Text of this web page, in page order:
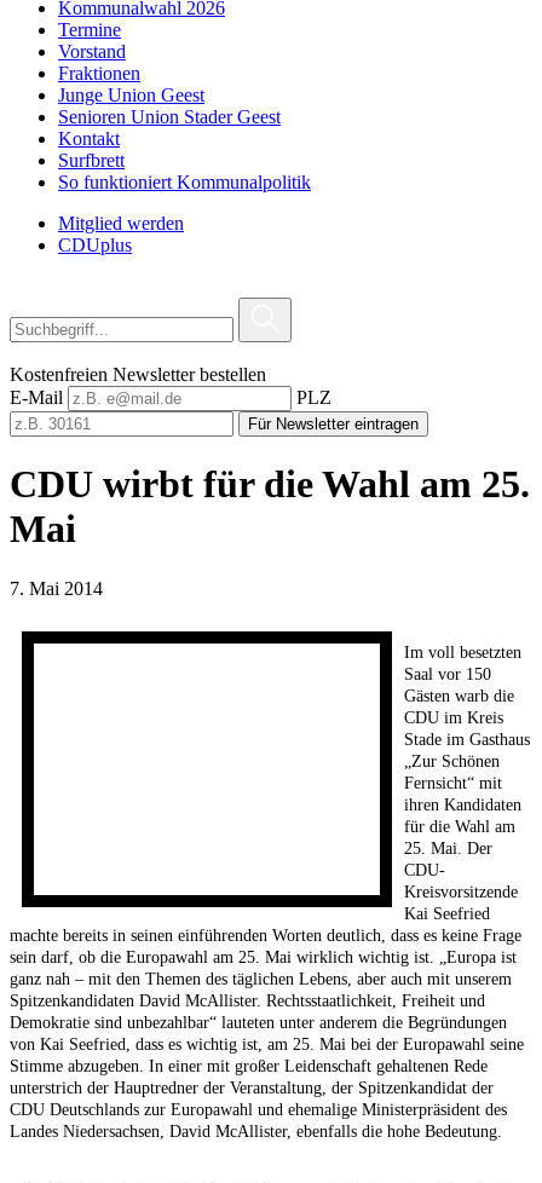
Kommunalwahl 2026
Termine
Vorstand
Fraktionen
Junge Union Geest
Senioren Union Stader Geest
Kontakt
Surfbrett
So funktioniert Kommunalpolitik
Mitglied werden
CDUplus
Kostenfreien Newsletter bestellen
E-Mail
PLZ
Für Newsletter eintragen
CDU wirbt für die Wahl am 25.
Mai
7. Mai 2014
Im voll besetzten
Saal vor 150
Gästen warb die
CDU im Kreis
Stade im Gasthaus
„Zur Schönen
Fernsicht“ mit
ihren Kandidaten
für die Wahl am
25. Mai. Der
CDU-
Kreisvorsitzende
Kai Seefried
machte bereits in seinen einführenden Worten deutlich, dass es keine Frage
sein darf, ob die Europawahl am 25. Mai wirklich wichtig ist. „Europa ist
ganz nah – mit den Themen des täglichen Lebens, aber auch mit unserem
Spitzenkandidaten David McAllister. Rechtsstaatlichkeit, Freiheit und
Demokratie sind unbezahlbar“ lauteten unter anderem die Begründungen
von Kai Seefried, dass es wichtig ist, am 25. Mai bei der Europawahl seine
Stimme abzugeben. In einer mit großer Leidenschaft gehaltenen Rede
unterstrich der Hauptredner der Veranstaltung, der Spitzenkandidat der
CDU Deutschlands zur Europawahl und ehemalige Ministerpräsident des
Landes Niedersachsen, David McAllister, ebenfalls die hohe Bedeutung.